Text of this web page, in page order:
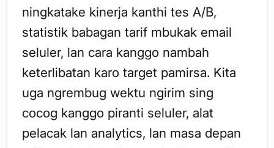
ningkatake kinerja kanthi tes A/B,
statistik babagan tarif mbukak email
seluler, lan cara kanggo nambah
keterlibatan karo target pamirsa. Kita
uga ngrembug wektu ngirim sing
cocog kanggo piranti seluler, alat
pelacak lan analytics, lan masa depan